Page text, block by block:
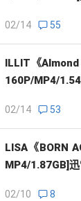
02/14 55
ILLIT《
160P/MP4/
02/14 53
LISA《BORN
MP4/1.87GB]
02/10 8